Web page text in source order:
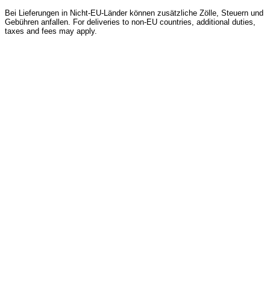
Bei Lieferungen in Nicht-EU-Länder können zusätzliche Zölle, Steuern und
Gebühren anfallen. For deliveries to non-EU countries, additional duties,
taxes and fees may apply.